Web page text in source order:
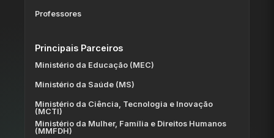
Professores
Principais Parceiros
Ministério da Educação (MEC)
Ministério da Saúde (MS)
Ministério da Ciência, Tecnologia e Inovação
(MCTI)
Ministério da Mulher, Família e Direitos Humanos
(MMFDH)